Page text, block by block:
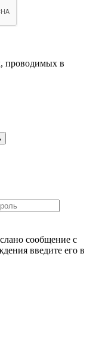
проводимых в
сообщение с
введите его в